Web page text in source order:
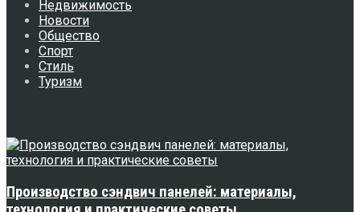
Недвижимость
Новости
Общество
Спорт
Стиль
Туризм
Производство сэндвич панелей: материалы,